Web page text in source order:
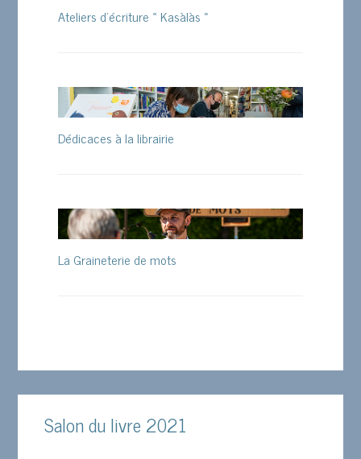
Ateliers d’écriture « Kasàlàs »
Dédicaces à la librairie
La Graineterie de mots
Salon du livre 2021